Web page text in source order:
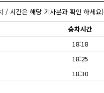
/ 시간은 해당 기사분과 확인 하세요)
승차시간
18:18
18:25
18:30